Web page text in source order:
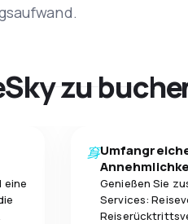
zu
eine
Genießen Sie
Services: